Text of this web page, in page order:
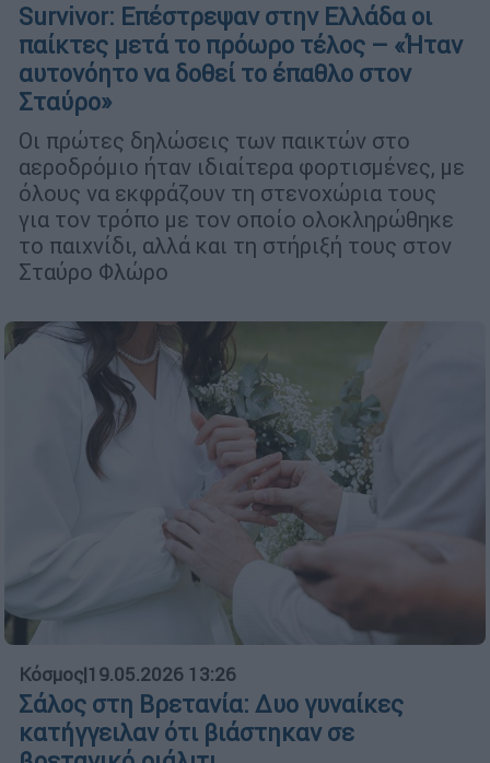
Survivor: Επέστρεψαν στην Ελλάδα οι
παίκτες μετά το πρόωρο τέλος – «Ήταν
αυτονόητο να δοθεί το έπαθλο στον
Σταύρο»
Οι πρώτες δηλώσεις των παικτών στο
αεροδρόμιο ήταν ιδιαίτερα φορτισμένες, με
όλους να εκφράζουν τη στενοχώρια τους
για τον τρόπο με τον οποίο ολοκληρώθηκε
το παιχνίδι, αλλά και τη στήριξή τους στον
Σταύρο Φλώρο
Κόσμος|19.05.2026 13:26
Σάλος στη Βρετανία: Δυο γυναίκες
κατήγγειλαν ότι βιάστηκαν σε